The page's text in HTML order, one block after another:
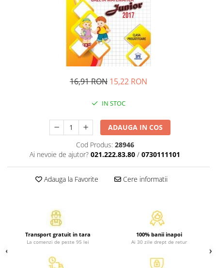
Vanzari si marketing
Atlase, dictionare si enciclopedii
Invatamant primar
Invatarea limbilor straine
Povesti si povestiri
Carti in limba engleza
Activitati si jocuri pentru copii
Atlase, dictionare si enciclopedii
Benzi desenate
Carti de colorat
16,91 RON 15,22 RON
IN STOC
ADAUGA IN COS
Cod Produs: 28946
Ai nevoie de ajutor? 021.222.83.80 / 0730111101
Adauga la Favorite Cere informatii
Transport gratuit in tara
La comenzi de peste 95 lei
100% banii inapoi
Ai 30 zile drept de retur